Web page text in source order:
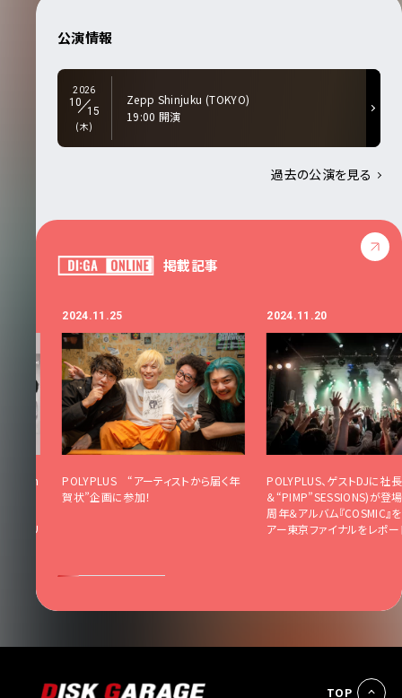
公演情報
2026
10
15
(木)
Zepp Shinjuku (TOKYO)
19:00 開演
過去の公演を見る
掲載記事
よるリ
2024.11.25
POLYPLUS “アーティストから届く年
賀状”企画に参加！
2024.11.20
POLYPLUS、ゲストDJに社
＆“PIMP”SESSIONS)が登
周年＆アルバム『COSMIC』
アー東京ファイナルをレポー
TOP